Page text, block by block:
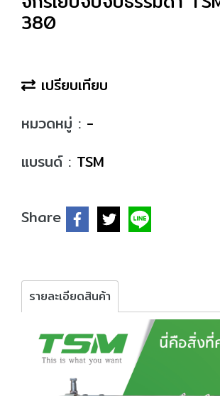
380
เปรียบเทียบ
หมวดหมู่ : -
แบรนด์ : TSM
Share
รายละเอียดสินค้า